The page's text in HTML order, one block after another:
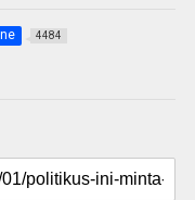
4484